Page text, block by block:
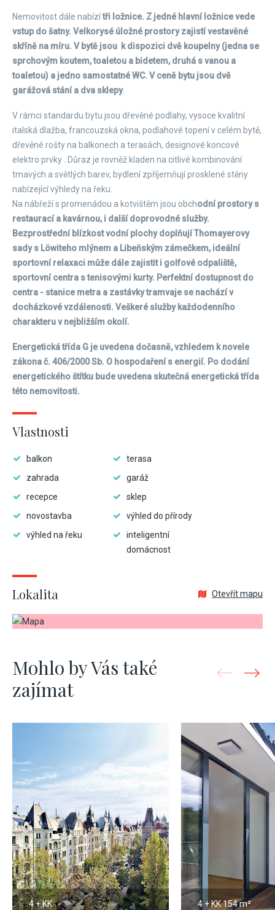
Nemovitost dále nabízítři ložnice. Z jedné hlavní ložnice vede
vstup do šatny. Velkorysé úložné prostory zajistí vestavěné
skříně na míru. V bytě jsou k dispozici dvě koupelny (jedna se
sprchovým koutem, toaletou a bidetem, druhá s vanou a
toaletou) a jedno samostatné WC. V ceně bytu jsou dvě
garážová stání a dva sklepy.
V rámci standardu bytu jsou dřevěné podlahy, vysoce kvalitní
italská dlažba, francouzská okna, podlahové topení v celém bytě,
dřevěné rošty na balkonech a terasách, designové koncové
elektro prvky . Důraz je rovněž kladen na citlivé kombinování
tmavých a světlých barev, bydlení zpříjemňují prosklené stěny
nabízející výhledy na řeku.
Na nábřeží s promenádou a kotvištěm jsou obchodní prostory s
restaurací a kavárnou, i další doprovodné služby.
Bezprostřední blízkost vodní plochy doplňují Thomayerovy
sady s Löwiteho mlýnem a Libeňským zámečkem, ideální
sportovní relaxaci může dále zajistit i golfové odpaliště,
sportovní centra s tenisovými kurty. Perfektní dostupnost do
centra - stanice metra a zastávky tramvaje se nachází v
docházkové vzdálenosti. Veškeré služby každodenního
charakteru v nejbližším okolí.
Energetická třída G je uvedena dočasně, vzhledem k novele
zákona č. 406/2000 Sb. O hospodaření s energií. Po dodání
energetického štítku bude uvedena skutečná energetická třída
této nemovitosti.
Vlastnosti
balkon
terasa
zahrada
garáž
recepce
sklep
novostavba
výhled do přírody
výhled na řeku
inteligentní
domácnost
Lokalita Otevřít mapu
Mohlo by Vás také
zajímat
4 + KK 4 + KK154 m²